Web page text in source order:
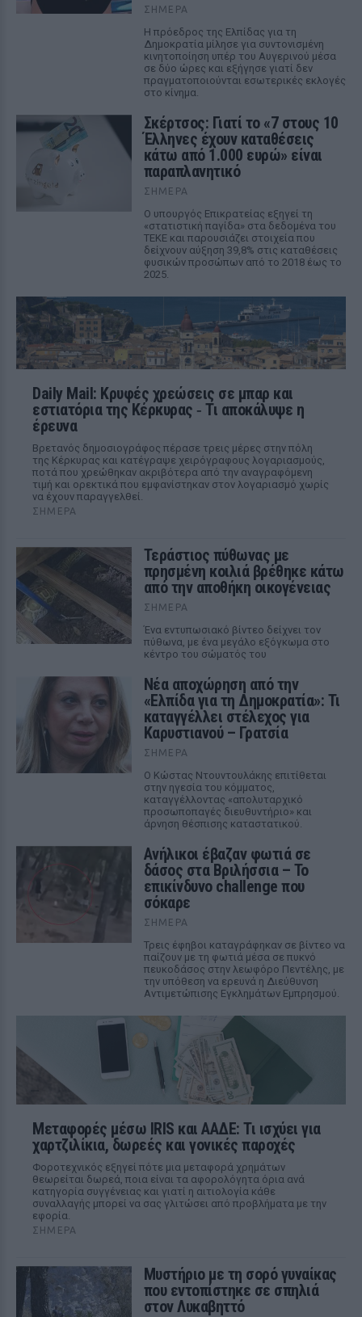
ΣΉΜΕΡΑ
Η πρόεδρος της Ελπίδας για τη
Δημοκρατία μίλησε για συντονισμένη
κινητοποίηση υπέρ του Αυγερινού μέσα
σε δύο ώρες και εξήγησε γιατί δεν
πραγματοποιούνται εσωτερικές εκλογές
στο κίνημα.
Σκέρτσος: Γιατί το «7 στους 10
Έλληνες έχουν καταθέσεις
κάτω από 1.000 ευρώ» είναι
παραπλανητικό
ΣΉΜΕΡΑ
Ο υπουργός Επικρατείας εξηγεί τη
«στατιστική παγίδα» στα δεδομένα του
ΤΕΚΕ και παρουσιάζει στοιχεία που
δείχνουν αύξηση 39,8% στις καταθέσεις
φυσικών προσώπων από το 2018 έως το
2025.
Daily Mail: Κρυφές χρεώσεις σε μπαρ και
εστιατόρια της Κέρκυρας ‑ Τι αποκάλυψε η
έρευνα
Βρετανός δημοσιογράφος πέρασε τρεις μέρες στην πόλη
της Κέρκυρας και κατέγραψε χειρόγραφους λογαριασμούς,
ποτά που χρεώθηκαν ακριβότερα από την αναγραφόμενη
τιμή και ορεκτικά που εμφανίστηκαν στον λογαριασμό χωρίς
να έχουν παραγγελθεί.
ΣΉΜΕΡΑ
Τεράστιος πύθωνας με
πρησμένη κοιλιά βρέθηκε κάτω
από την αποθήκη οικογένειας
ΣΉΜΕΡΑ
Ένα εντυπωσιακό βίντεο δείχνει τον
πύθωνα, με ένα μεγάλο εξόγκωμα στο
κέντρο του σώματός του
Νέα αποχώρηση από την
«Ελπίδα για τη Δημοκρατία»: Τι
καταγγέλλει στέλεχος για
Καρυστιανού – Γρατσία
ΣΉΜΕΡΑ
Ο Κώστας Ντουντουλάκης επιτίθεται
στην ηγεσία του κόμματος,
καταγγέλλοντας «απολυταρχικό
προσωποπαγές διευθυντήριο» και
άρνηση θέσπισης καταστατικού.
Ανήλικοι έβαζαν φωτιά σε
δάσος στα Βριλήσσια – Το
επικίνδυνο challenge που
σόκαρε
ΣΉΜΕΡΑ
Τρεις έφηβοι καταγράφηκαν σε βίντεο να
παίζουν με τη φωτιά μέσα σε πυκνό
πευκοδάσος στην λεωφόρο Πεντέλης, με
την υπόθεση να ερευνά η Διεύθυνση
Αντιμετώπισης Εγκλημάτων Εμπρησμού.
Μεταφορές μέσω IRIS και ΑΑΔΕ: Τι ισχύει για
χαρτζιλίκια, δωρεές και γονικές παροχές
Φοροτεχνικός εξηγεί πότε μια μεταφορά χρημάτων
θεωρείται δωρεά, ποια είναι τα αφορολόγητα όρια ανά
κατηγορία συγγένειας και γιατί η αιτιολογία κάθε
συναλλαγής μπορεί να σας γλιτώσει από προβλήματα με την
εφορία.
ΣΉΜΕΡΑ
Μυστήριο με τη σορό γυναίκας
που εντοπίστηκε σε σπηλιά
στον Λυκαβηττό